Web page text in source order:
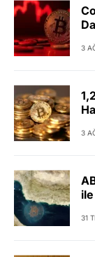
3
3
31